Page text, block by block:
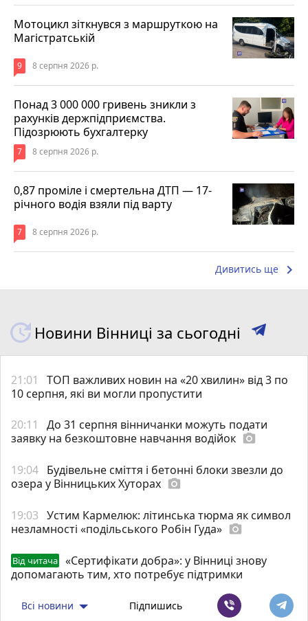
Мотоцикл зіткнувся з маршруткою на
Магістратській
9 8 серпня 2026 р.
Понад 3 000 000 гривень зникли з
рахунків держпідприємства.
Підозрюють бухгалтерку
7 8 серпня 2026 р.
0,87 проміле і смертельна ДТП — 17-
річного водія взяли під варту
7 8 серпня 2026 р.
Дивитись ще keyboard_arrow_right
Новини Вінниці за сьогодні
21:01
ТОП важливих новин на «20 хвилин» від 3 по
10 серпня, які ви могли пропустити
20:11
До 31 серпня вінничанки можуть подати
заявку на безкоштовне навчання водійок photo_camera
19:04 Будівельне сміття і бетонні блоки звезли до
озера у Вінницьких Хуторах photo_camera
19:03 Устим Кармелюк: літинська тюрма як символ
незламності «подільського Робін Гуда» photo_camera
Від читача
«Сертифікати добра»: у Вінниці знову
допомагають тим, хто потребує підтримки
Всі новини Підпишись